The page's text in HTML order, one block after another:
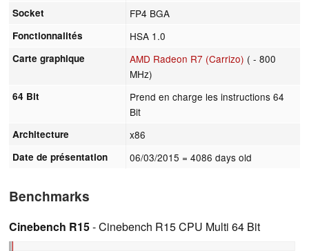
Socket FP4 BGA
Fonctionnalités HSA 1.0
Carte graphique AMD Radeon R7 (Carrizo) ( - 800
MHz)
64 Bit
Prend en charge les instructions 64
Bit
Architecture x86
Date de présentation 06/03/2015 = 4086 days old
Benchmarks
Cinebench R15- Cinebench R15 CPU Multi 64 Bit